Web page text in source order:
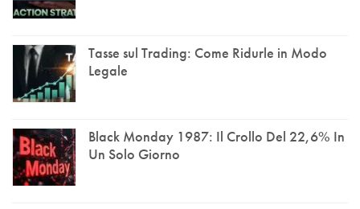
Tasse sul Trading: Come Ridurle in Modo
Legale
Black Monday 1987: Il Crollo Del 22,6% In
Un Solo Giorno